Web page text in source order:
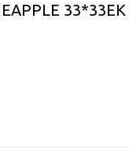
33*33ΕΚ